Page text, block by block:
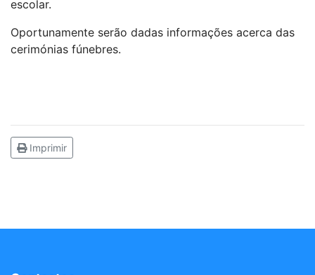
escolar.
Oportunamente serão dadas informações acerca das
cerimónias fúnebres.
Imprimir